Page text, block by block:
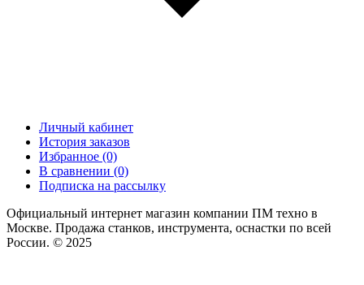
Личный кабинет
История заказов
Избранное (0)
В сравнении (0)
Подписка на рассылку
Официальный интернет магазин компании ПМ техно в
Москве. Продажа станков, инструмента, оснастки по всей
России. © 2025